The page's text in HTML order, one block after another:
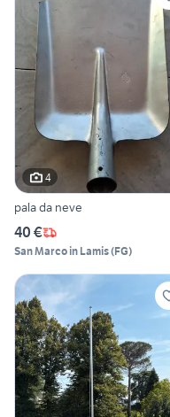
4
pala da neve
40 €
San Marco in Lamis(FG)